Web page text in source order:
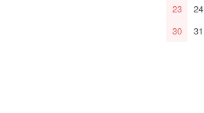
23
24
30
31